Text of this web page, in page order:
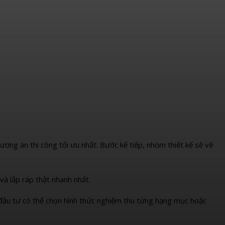
án thi công tối ưu nhất. Bước kế tiếp, nhóm thiết kế sẽ vẽ
lắp ráp thật nhanh nhất.
tư có thể chọn hình thức nghiệm thu từng hạng mục hoặc